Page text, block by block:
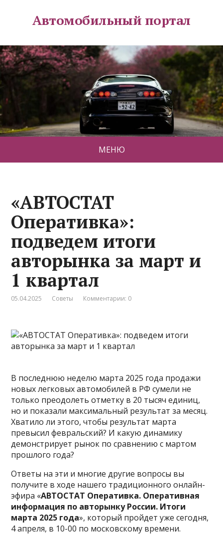
Автомобильный портал
МЕНЮ
«АВТОСТАТ
Оперативка»:
подведем итоги
авторынка за март и
1 квартал
05.04.2025 Советы Комментарии: 0
В последнюю неделю марта 2025 года продажи
новых легковых автомобилей в РФ сумели не
только преодолеть отметку в 20 тысяч единиц,
но и показали максимальный результат за месяц.
Хватило ли этого, чтобы результат марта
превысил февральский? И какую динамику
демонстрирует рынок по сравнению с мартом
прошлого года?
Ответы на эти и многие другие вопросы вы
получите в ходе нашего традиционного онлайн-
эфира «АВТОСТАТ Оперативка. Оперативная
информация по авторынку России. Итоги
марта 2025 года», который пройдет уже сегодня,
4 апреля, в 10-00 по московскому времени.